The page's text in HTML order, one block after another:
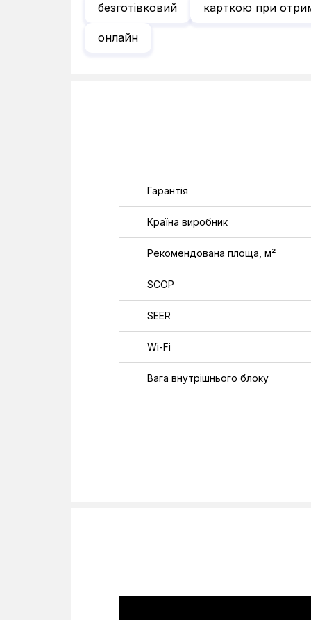
безготівковий карткою при
онлайн
Гарантія
Країна виробник
Рекомендована площа, м²
SCOP
SEER
Wi-Fi
Вага внутрішнього блоку
Перепад висот